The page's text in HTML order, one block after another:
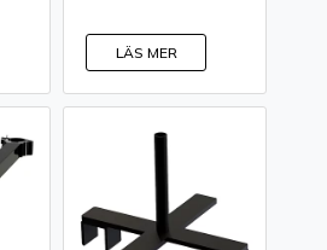
LÄS MER